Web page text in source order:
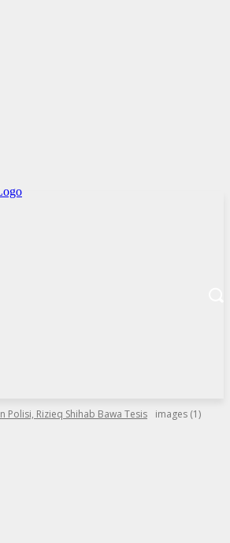
Polisi, Rizieq Shihab Bawa Tesis images (1)